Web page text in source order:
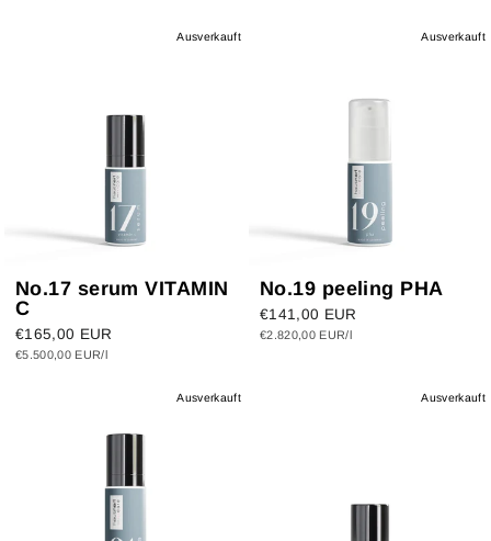
Ausverkauft
No.17 serum VITAMIN
C
€165,00 EUR
€5.500,00 EUR/l
Ausverkauft
No.19 peeling PHA
€141,00 EUR
€2.820,00 EUR/l
Ausverkauft Ausverkauft